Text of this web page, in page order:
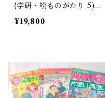
(学研・絵ものがたり 5)昭
和56年
¥19,800